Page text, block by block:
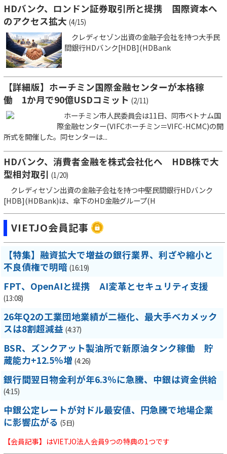
HDバンク、ロンドン証券取引所と提携 国際資本へ
のアクセス拡大 (4/15)
クレディセゾン出資の金融子会社を持つ大手民
間銀行HDバンク[HDB](HDBank
【詳細版】ホーチミン国際金融センターが本格稼
働 1か月で90億USDコミット (2/11)
ホーチミン市人民委員会は11日、同市ベトナム国
際金融センター(VIFCホーチミン＝VIFC-HCMC)の開
所式を開催した。同センターは...
HDバンク、消費者金融を株式会社化へ HDB株で大
型相対取引 (1/20)
クレディセゾン出資の金融子会社を持つ中堅民間銀行HDバンク
[HDB](HDBank)は、傘下のHD金融グループ(H
VIETJO会員記事
【特集】融資拡大で増益の銀行業界、利ざや縮小と
不良債権で明暗 (16:19)
FPT、OpenAIと提携 AI変革とセキュリティ支援
(13:08)
26年Q2の工業団地業績が二極化、最大手ベカメック
スは8割超減益 (4:37)
BSR、ズンクアット製油所で新原油タンク稼働 貯
蔵能力+12.5％増 (4:26)
銀行間翌日物金利が年6.3％に急騰、中銀は資金供給
(4:15)
中銀公定レートが対ドル最安値、円急騰で地場企業
に影響広がる (5日)
【会員記事】はVIETJO法人会員9つの特典の1つです